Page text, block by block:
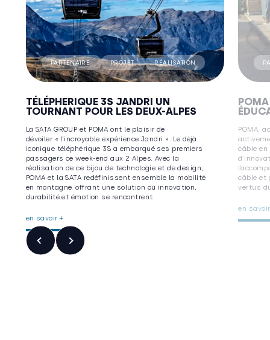
PARTENAIRE PROJET RÉALISATION
TÉLÉPHERIQUE 3S JANDRI UN
TOURNANT POUR LES DEUX-ALPES
La SATA GROUP et POMA ont le plaisir de
dévoiler « l’incroyable expérience Jandri ». Le déjà
iconique téléphérique 3S a embarqué ses premiers
passagers ce week-end aux 2 Alpes. Avec la
réalisation de ce bijou de technologie et de design,
POMA et la SATA redéfinissent ensemble la mobilité
en montagne, offrant une solution où innovation,
durabilité et émotion se rencontrent.
en savoir +
POMA
POMA,
câble en
câble et
vertus
en